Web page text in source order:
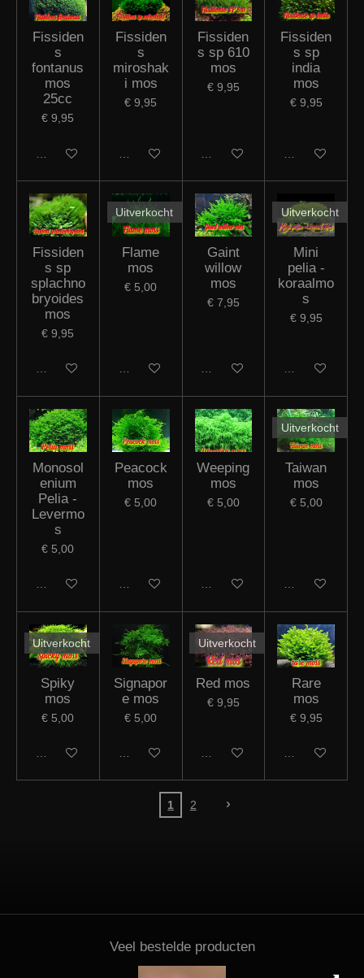
Fissiden
s
fontanus
mos
25cc
€ 9,95
In winkelwagen
Fissiden
s
miroshak
i mos
€ 9,95
In winkelwagen
Fissiden
s sp 610
mos
€ 9,95
In winkelwagen
Fissiden
s sp
india
mos
€ 9,95
In winkelwagen
Fissiden
s sp
splachno
bryoides
mos
€ 9,95
In winkelwagen
Uitverkocht
Flame
mos
€ 5,00
Houd mij op de hoogte
Gaint
willow
mos
€ 7,95
In winkelwagen
Uitverkocht
Mini
pelia -
koraalmo
s
€ 9,95
Houd mij op
Monosol
enium
Pelia -
Levermo
s
€ 5,00
In winkelwagen
Peacock
mos
€ 5,00
In winkelwagen
Weeping
mos
€ 5,00
In winkelwagen
Uitverkocht
Taiwan
mos
€ 5,00
Houd mij op
Uitverkocht
Spiky
mos
€ 5,00
Houd mij op de hoogte
Signapor
e mos
€ 5,00
In winkelwagen
Uitverkocht
Red mos
€ 9,95
Houd mij op de hoogte
Rare
mos
€ 9,95
In winkelwagen
1 2
Veel bestelde producten